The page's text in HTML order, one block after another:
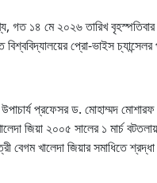
গত ১৪ মে ২০২৬ তারিখ বৃহস্পতিবার
বিশ্ববিদ্যালয়ের প্রো-ভাইস
উপাচার্য প্রফেসর ড. মোহাম্মদ
জিয়া ২০০৫ সালের ১ মার্চ
বেগম খালেদা জিয়ার সমাধিতে